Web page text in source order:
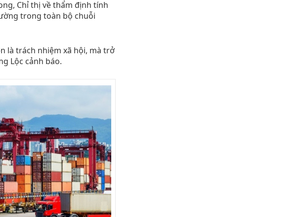
Chỉ thị về thẩm định tính
trong toàn bộ chuỗi
là trách nhiệm xã hội, mà trở
Lộc cảnh báo.